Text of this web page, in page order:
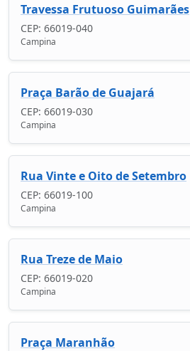
Travessa Frutuoso Guimarães
CEP: 66019-040
Campina
Praça Barão de Guajará
CEP: 66019-030
Campina
Rua Vinte e Oito de Setembro
CEP: 66019-100
Campina
Rua Treze de Maio
CEP: 66019-020
Campina
Praça Maranhão